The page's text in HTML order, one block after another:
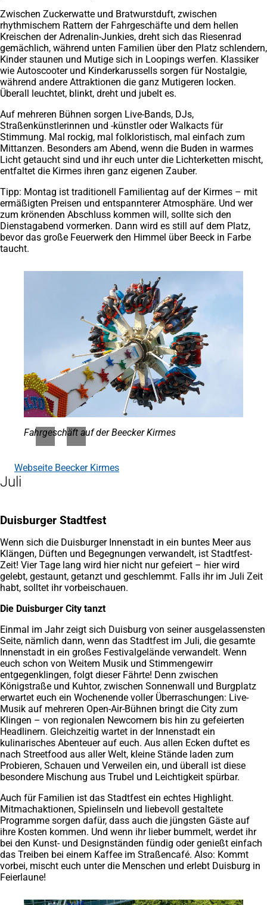
Zwischen Zuckerwatte und Bratwurstduft, zwischen
rhythmischem Rattern der Fahrgeschäfte und dem hellen
Kreischen der Adrenalin-Junkies, dreht sich das Riesenrad
gemächlich, während unten Familien über den Platz schlendern,
Kinder staunen und Mutige sich in Loopings werfen. Klassiker
wie Autoscooter und Kinderkarussells sorgen für Nostalgie,
während andere Attraktionen die ganz Mutigeren locken.
Überall leuchtet, blinkt, dreht und jubelt es.
Auf mehreren Bühnen sorgen Live-Bands, DJs,
Straßenkünstlerinnen und -künstler oder Walkacts für
Stimmung. Mal rockig, mal folkloristisch, mal einfach zum
Mittanzen. Besonders am Abend, wenn die Buden in warmes
Licht getaucht sind und ihr euch unter die Lichterketten mischt,
entfaltet die Kirmes ihren ganz eigenen Zauber.
Tipp: Montag ist traditionell Familientag auf der Kirmes – mit
ermäßigten Preisen und entspannterer Atmosphäre. Und wer
zum krönenden Abschluss kommen will, sollte sich den
Dienstagabend vormerken. Dann wird es still auf dem Platz,
bevor das große Feuerwerk den Himmel über Beeck in Farbe
taucht.
Fahrgeschäft auf der Beecker Kirmes
Webseite Beecker Kirmes
(Öffnet
in
Tab)
Juli
Duisburger Stadtfest
Wenn sich die Duisburger Innenstadt in ein buntes Meer aus
Klängen, Düften und Begegnungen verwandelt, ist Stadtfest-
Zeit! Vier Tage lang wird hier nicht nur gefeiert – hier wird
gelebt, gestaunt, getanzt und geschlemmt. Falls ihr im Juli Zeit
habt, solltet ihr vorbeischauen.
Die Duisburger City tanzt
Einmal im Jahr zeigt sich Duisburg von seiner ausgelassensten
Seite, nämlich dann, wenn das Stadtfest im Juli, die gesamte
Innenstadt in ein großes Festivalgelände verwandelt. Wenn
euch schon von Weitem Musik und Stimmengewirr
entgegenklingen, folgt dieser Fährte! Denn zwischen
Königstraße und Kuhtor, zwischen Sonnenwall und Burgplatz
erwartet euch ein Wochenende voller Überraschungen: Live-
Musik auf mehreren Open-Air-Bühnen bringt die City zum
Klingen – von regionalen Newcomern bis hin zu gefeierten
Headlinern. Gleichzeitig wartet in der Innenstadt ein
kulinarisches Abenteuer auf euch. Aus allen Ecken duftet es
nach Streetfood aus aller Welt, kleine Stände laden zum
Probieren, Schauen und Verweilen ein, und überall ist diese
besondere Mischung aus Trubel und Leichtigkeit spürbar.
Auch für Familien ist das Stadtfest ein echtes Highlight.
Mitmachaktionen, Spielinseln und liebevoll gestaltete
Programme sorgen dafür, dass auch die jüngsten Gäste auf
ihre Kosten kommen. Und wenn ihr lieber bummelt, werdet ihr
bei den Kunst- und Designständen fündig oder genießt einfach
das Treiben bei einem Kaffee im Straßencafé. Also: Kommt
vorbei, mischt euch unter die Menschen und erlebt Duisburg in
Feierlaune!